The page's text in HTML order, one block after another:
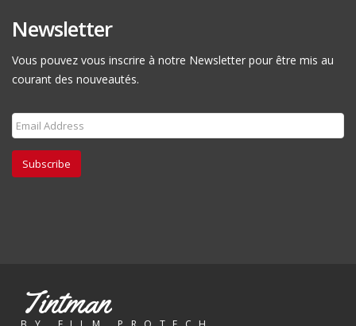
Newsletter
Vous pouvez vous inscrire à notre Newsletter pour être mis au
courant des nouveautés.
Subscribe
Tintman